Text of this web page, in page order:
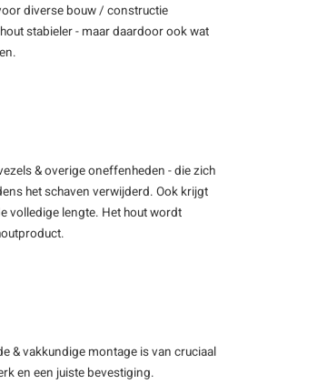
diverse bouw / constructie
stabieler - maar daardoor ook wat
& overige oneffenheden - die zich
het schaven verwijderd. Ook krijgt
volledige lengte. Het hout wordt
& vakkundige montage is van cruciaal
en een juiste bevestiging.